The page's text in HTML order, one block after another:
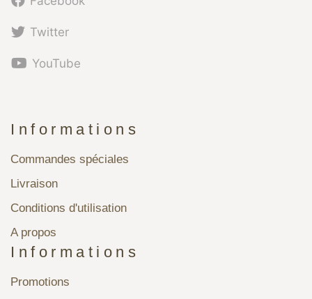
Twitter
YouTube
Informations
Commandes spéciales
Livraison
Conditions d'utilisation
A propos
Informations
Promotions